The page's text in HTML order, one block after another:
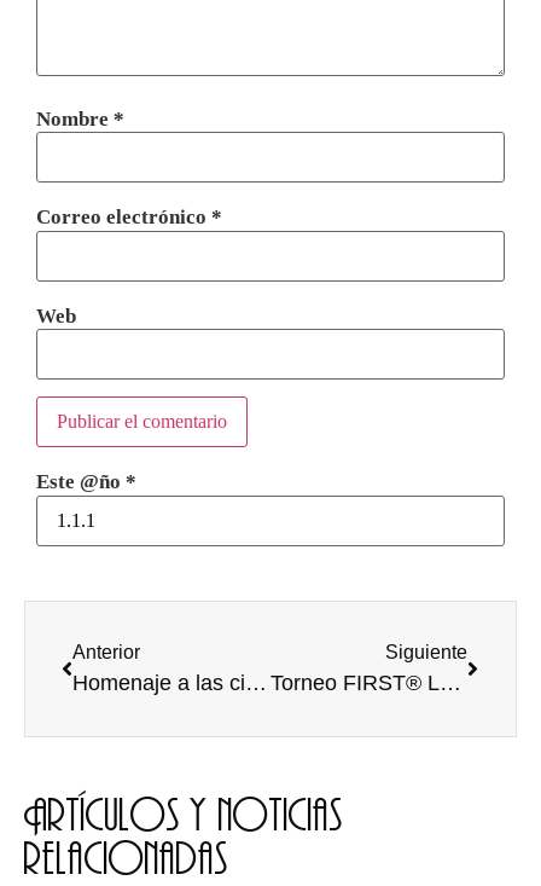
Nombre *
Correo electrónico *
Web
Este @ño *
Anterior
Homenaje a las científicas pioneras en la Olimpiada Española de Física 2018
Siguiente
Torneo FIRST® LEGO® League en Burgos
Artículos y noticias
relacionadas